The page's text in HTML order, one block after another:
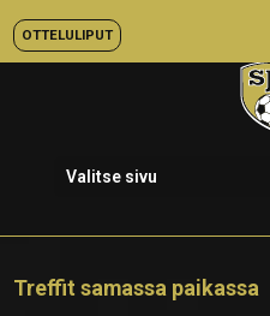
OTTELULIPUT
Valitse sivu
Treffit samassa paikassa